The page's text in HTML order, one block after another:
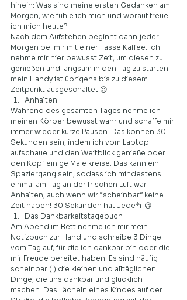
hinein: Was sind meine ersten Gedanken am
Morgen, wie fühle ich mich und worauf freue
ich mich heute?
Nach dem Aufstehen beginnt dann jeder
Morgen bei mir mit einer Tasse Kaffee. Ich
nehme mir hier bewusst Zeit, um diesen zu
genießen und langsam in den Tag zu starten –
mein Handy ist übrigens bis zu diesem
Zeitpunkt ausgeschaltet 😉
Anhalten
Während des gesamten Tages nehme ich
meinen Körper bewusst wahr und schaffe mir
immer wieder kurze Pausen. Das können 30
Sekunden sein, indem ich vom Laptop
aufschaue und den Weitblick genieße oder
den Kopf einige Male kreise. Das kann ein
Spaziergang sein, sodass ich mindestens
einmal am Tag an der frischen Luft war.
Anhalten, auch wenn wir “scheinbar” keine
Zeit haben! 30 Sekunden hat Jede*r 😉
Das Dankbarkeitstagebuch
Am Abend im Bett nehme ich mir mein
Notizbuch zur Hand und schreibe 3 Dinge
vom Tag auf, für die ich dankbar bin oder die
mir Freude bereitet haben. Es sind häufig
scheinbar (!) die kleinen und alltäglichen
Dinge, die uns dankbar und glücklich
machen. Das Lächeln eines Kindes auf der